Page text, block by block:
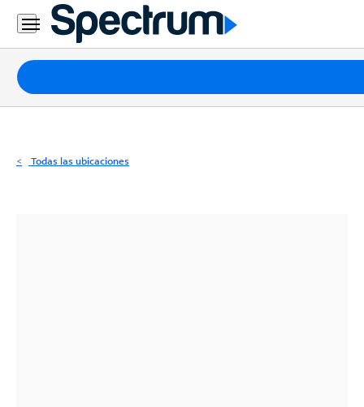
Residencial
Business
Paquetes
Internet
Todas las ubicaciones